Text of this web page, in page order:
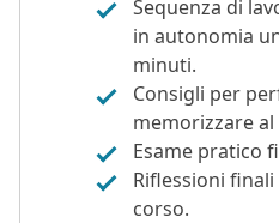
Sequenza di
in autonomia
minuti.
Consigli per
memorizzare
Esame pratico
Riflessioni
corso.